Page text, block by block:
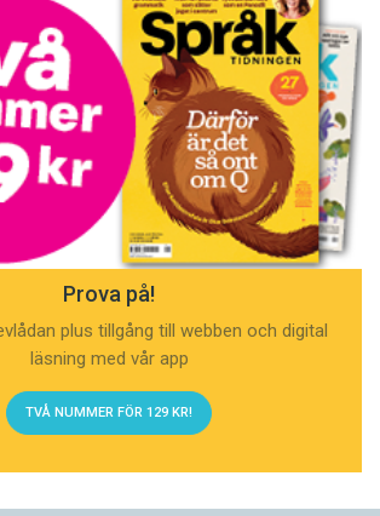
Prova på!
plus tillgång till webben och digital
läsning med vår app
TVÅ NUMMER FÖR 129 KR!